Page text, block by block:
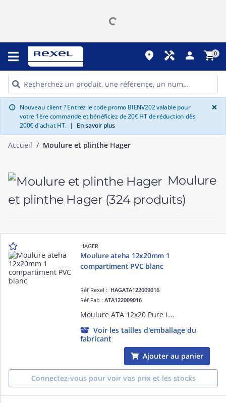
place handyman person shopping_cart0
info Nouveau client ? Entrez le code promo BIENV202 valable pour
votre 1ère commande et bénéficiez de 20€ HT de réduction dès
200€ d'achat HT. | En savoir plus
×
Accueil Moulure et plinthe Hager
Moulure
et plinthe Hager (324 produits)
HAGER
Moulure ateha 12x20mm 1
compartiment PVC blanc
Réf Rexel : HAGATA122009016
Réf Fab :ATA122009016
Moulure ATA 12x20 Pure L=2,10m
Voir les tailles d'emballage du
fabricant
Ajouter au panier
Connectez-vous pour voir vos prix et les stocks